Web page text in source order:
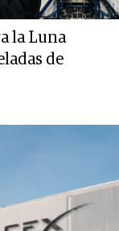
la Luna
de